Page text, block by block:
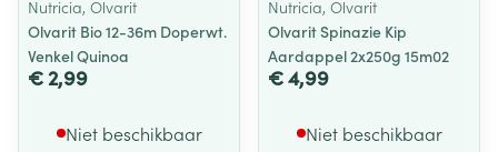
Nutricia, Olvarit
Olvarit Bio 12-36m Doperwt.
Venkel Quinoa
€ 2,99
Niet beschikbaar
Nutricia, Olvarit
Olvarit Spinazie Kip
Aardappel 2x250g 15m02
€ 4,99
Niet beschikbaar